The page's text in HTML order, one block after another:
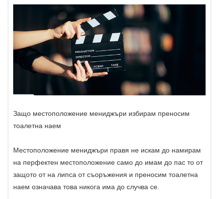
Защо местоположение мениджъри избирам преносим
тоалетна наем
Местоположение мениджъри правя не искам до намирам
на перфектен местоположение само до имам до пас то от
защото от на липса от съоръжения и преносим тоалетна
наем означава това никога има до случва се.